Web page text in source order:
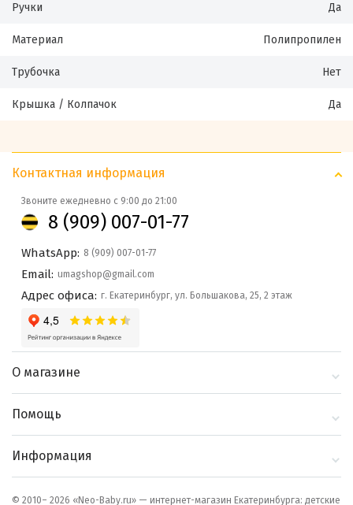
Ручки Да
Материал Полипропилен
Трубочка Нет
Крышка / Колпачок Да
Контактная информация
Звоните ежедневно с 9:00 до 21:00
8 (909) 007-01-77
WhatsApp: 8 (909) 007-01-77
Email: umagshop@gmail.com
Адрес офиса: г. Екатеринбург, ул. Большакова, 25, 2 этаж
О магазине
Блог
Помощь
Информация
© 2010– 2026 «Neo-Baby.ru» — интернет-магазин Екатеринбурга: детские